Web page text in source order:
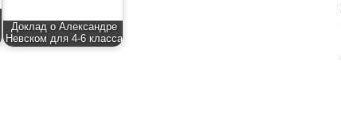
Доклад о Александре
Невском для 4-6 класса